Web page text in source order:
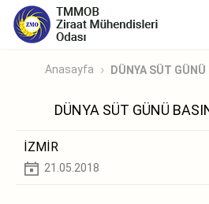
Anasayfa DÜNYA SÜT
DÜNYA SÜT GÜNÜ
İZMİR
21.05.2018